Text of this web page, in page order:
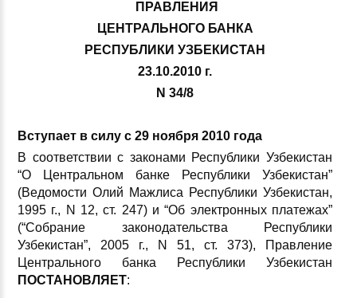
ПРАВЛЕНИЯ
ЦЕНТРАЛЬНОГО БАНКА
РЕСПУБЛИКИ УЗБЕКИСТАН
23.10.2010 г.
N 34/8
Вступает в силу с 29 ноября 2010 года
В соответствии с законами Республики Узбекистан
“О Центральном банке Республики Узбекистан”
(Ведомости Олий Мажлиса Республики Узбекистан,
1995 г., N 12, ст. 247) и “Об электронных платежах”
(“Собрание законодательства Республики
Узбекистан”, 2005 г., N 51, ст. 373), Правление
Центрального банка Республики Узбекистан
ПОСТАНОВЛЯЕТ: